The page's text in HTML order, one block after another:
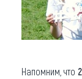
Напомним, что